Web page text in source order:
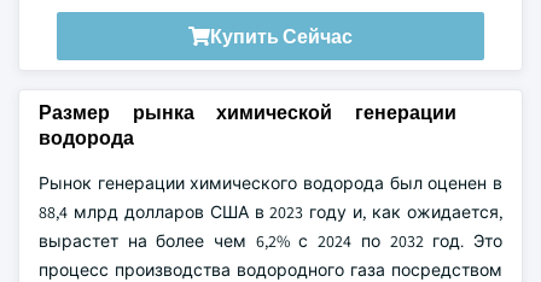
Купить Сейчас
Размер рынка химической генерации
водорода
Рынок генерации химического водорода был оценен в
88,4 млрд долларов США в 2023 году и, как ожидается,
вырастет на более чем 6,2% с 2024 по 2032 год. Это
процесс производства водородного газа посредством